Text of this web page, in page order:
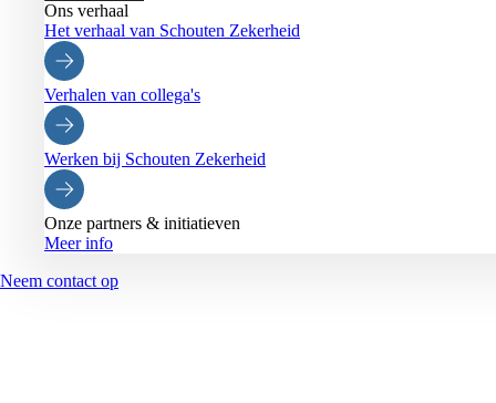
Ons verhaal
Het verhaal van Schouten Zekerheid
Verhalen van collega's
Werken bij Schouten Zekerheid
Onze partners & initiatieven
Meer info
Neem contact op